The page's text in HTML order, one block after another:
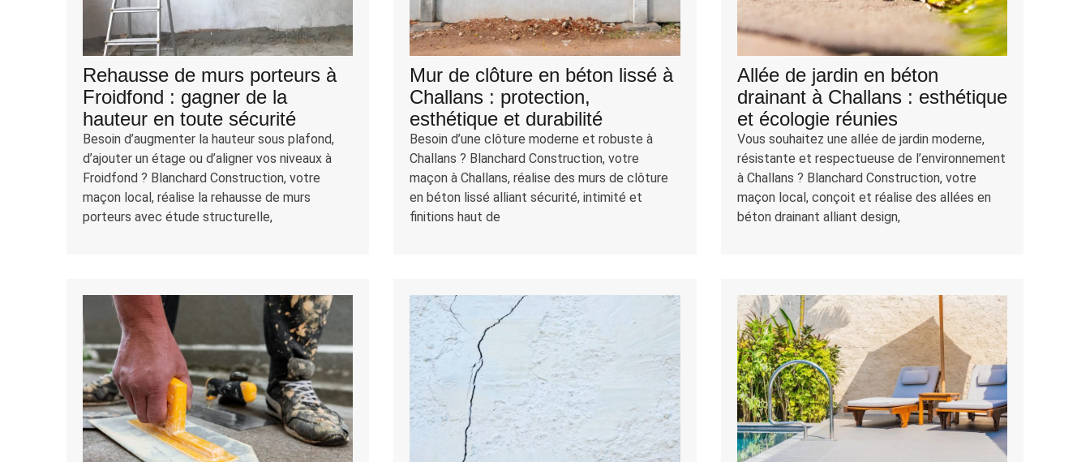
Rehausse de murs porteurs à
Froidfond : gagner de la
hauteur en toute sécurité
Besoin d’augmenter la hauteur sous plafond,
d’ajouter un étage ou d’aligner vos niveaux à
Froidfond ? Blanchard Construction, votre
maçon local, réalise la rehausse de murs
porteurs avec étude structurelle,
Mur de clôture en béton lissé à
Challans : protection,
esthétique et durabilité
Besoin d’une clôture moderne et robuste à
Challans ? Blanchard Construction, votre
maçon à Challans, réalise des murs de clôture
en béton lissé alliant sécurité, intimité et
finitions haut de
Allée de jardin en béton
drainant à Challans : esthétique
et écologie réunies
Vous souhaitez une allée de jardin moderne,
résistante et respectueuse de l’environnement
à Challans ? Blanchard Construction, votre
maçon local, conçoit et réalise des allées en
béton drainant alliant design,